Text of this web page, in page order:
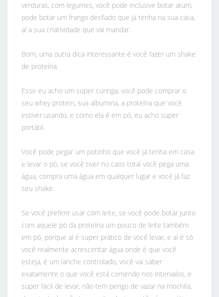
verduras, com legumes, você pode inclusive botar atum,
pode botar um frango desfiado que já tenha na sua casa,
aí a sua criatividade que vai mandar.
Bom, uma outra dica interessante é você fazer um shake
de proteína.
Esse eu acho um super curinga, você pode comprar o
seu whey protein, sua albumina, a proteína que você
estiver usando, e como ela é em pó, eu acho super
portátil.
Você pode pegar um potinho que você já tenha em casa
e levar o pó, se você tiver no caos total você pega uma
água, compra uma água em qualquer lugar e você já faz
seu shake.
Se você preferir usar com leite, se você pode botar junto
com aquele pó da proteína um pouco de leite também
em pó, porque aí é super prático de você levar, e aí é só
você realmente acrescentar água onde é que você
esteja, é um lanche controlado, você vai saber
exatamente o que você está comendo nos intervalos, e
super fácil de levar, não tem perigo de vazar na mochila,